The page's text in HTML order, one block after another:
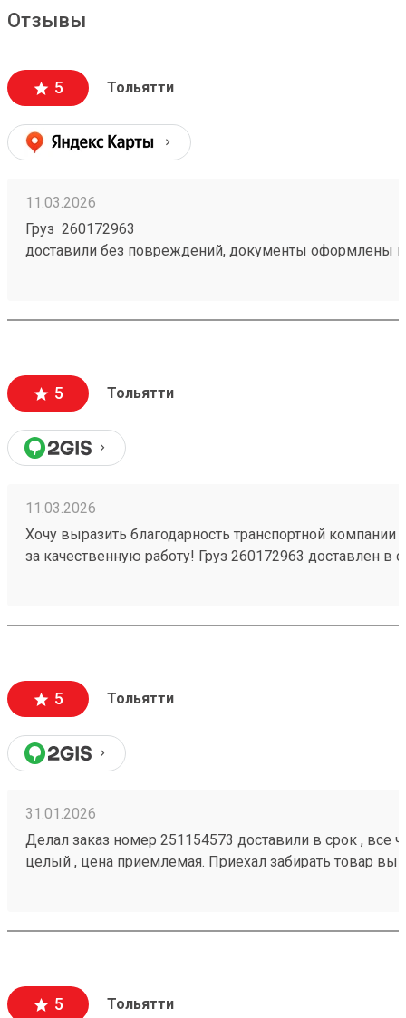
Отзывы
5 Тольятти
11.03.2026
Груз 260172963
доставили без повреждений, документы оформлены
5 Тольятти
11.03.2026
Хочу выразить благодарность транспортной компании
за качественную работу! Груз 260172963 доставлен в
5 Тольятти
31.01.2026
Делал заказ номер 251154573 доставили в срок , все
целый , цена приемлемая. Приехал забирать товар
5 Тольятти